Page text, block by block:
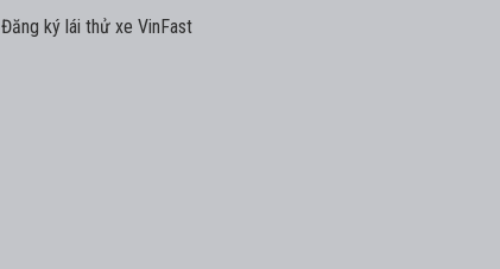
Đăng ký lái thử xe VinFast